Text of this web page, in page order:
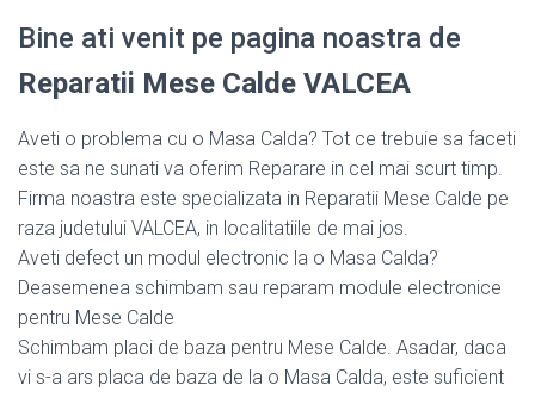
Bine ati venit pe pagina noastra de
Reparatii Mese Calde VALCEA
Aveti o problema cu o Masa Calda? Tot ce trebuie sa faceti
este sa ne sunati va oferim Reparare in cel mai scurt timp.
Firma noastra este specializata in Reparatii Mese Calde pe
raza judetului VALCEA, in localitatiile de mai jos.
Aveti defect un modul electronic la o Masa Calda?
Deasemenea schimbam sau reparam module electronice
pentru Mese Calde
Schimbam placi de baza pentru Mese Calde. Asadar, daca
vi s-a ars placa de baza de la o Masa Calda, este suficient